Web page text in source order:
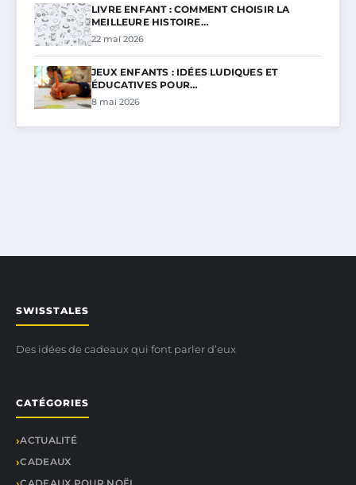
LIVRE ENFANT : COMMENT CHOISIR LA
MEILLEURE HISTOIRE…
22 mai 2026
JEUX ENFANTS : IDÉES LUDIQUES ET
ÉDUCATIVES POUR…
8 mai 2026
SWISSTALES
Des idées de cadeaux qui font parler d’eux
CATÉGORIES
ACTUALITÉ
CADEAUX